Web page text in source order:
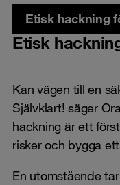
Etisk hackning
Etisk
Kan vägen till en
Självklart! säger
hackning är ett
risker och bygga ett
En utomstående